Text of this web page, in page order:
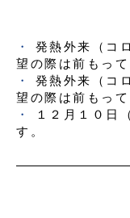
発熱外来（コ
望の際は前もっ
発熱外来（コ
望の際は前もっ
１２月１０日
す。